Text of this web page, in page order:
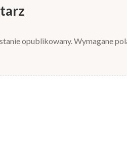
opublikowany.Wymagane